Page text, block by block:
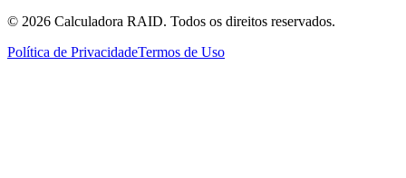
© 2026 Calculadora RAID. Todos os direitos reservados.
Política de PrivacidadeTermos de Uso